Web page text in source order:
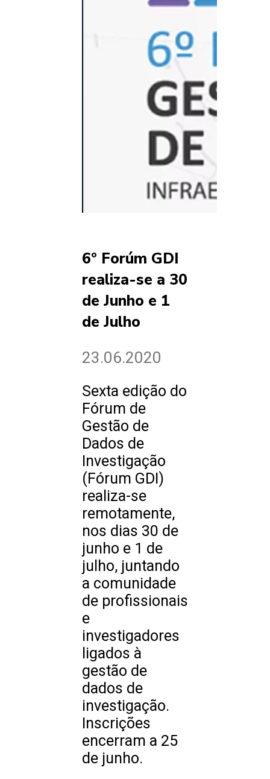
6º Forúm GDI
realiza-se a 30
de Junho e 1
de Julho
23.06.2020
Sexta edição do
Fórum de
Gestão de
Dados de
Investigação
(Fórum GDI)
realiza-se
remotamente,
nos dias 30 de
junho e 1 de
julho, juntando
a comunidade
de profissionais
e
investigadores
ligados à
gestão de
dados de
investigação.
Inscrições
encerram a 25
de junho.